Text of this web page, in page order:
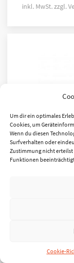
Um dir ein optimales
Cookies, um
Wenn du diesen
Surfverhalten oder
Zustimmung nicht
Funktionen
Cookie-
inkl. MwSt. zzgl.